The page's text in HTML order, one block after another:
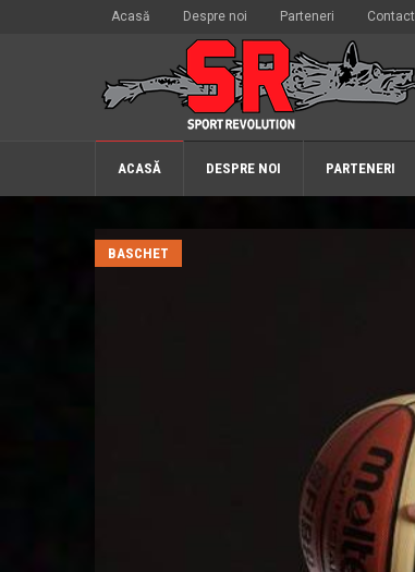
Acasă Despre noi Parteneri Contact
ACASĂ DESPRE NOI PARTENERI
BASCHET